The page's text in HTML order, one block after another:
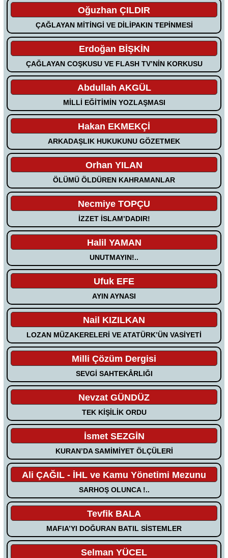
Oğuzhan ÇILDIR
ÇAĞLAYAN MİTİNGİ VE DİLİPAKIN TEPİNMESİ
Erdoğan BİŞKİN
ÇAĞLAYAN COŞKUSU VE FLASH TV’NİN KORKUSU
Abdullah AKGÜL
MİLLİ EĞİTİMİN YOZLAŞMASI
Hakan EKMEKÇİ
ARKADAŞLIK HUKUKUNU GÖZETMEK
Orhan YILAN
ÖLÜMÜ ÖLDÜREN KAHRAMANLAR
Necmiye TOPÇU
İZZET İSLAM’DADIR!
Halil YAMAN
UNUTMAYIN!..
Ufuk EFE
AYIN AYNASI
Nail KIZILKAN
LOZAN MÜZAKERELERİ VE ATATÜRK’ÜN VASİYETİ
Milli Çözüm Dergisi
SEVGİ SAHTEKÂRLIĞI
Nevzat GÜNDÜZ
TEK KİŞİLİK ORDU
İsmet SEZGİN
KURAN’DA SAMİMİYET ÖLÇÜLERİ
Ali ÇAĞIL - İHL ve Kamu Yönetimi Mezunu
SARHOŞ OLUNCA !..
Tevfik BALA
MAFIA’YI DOĞURAN BATIL SİSTEMLER
Selman YÜCEL